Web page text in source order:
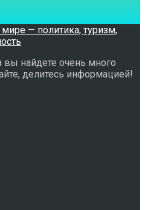
вы найдете очень много
делитесь информацией!